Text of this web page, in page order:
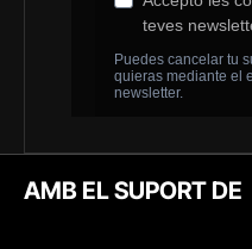
AMB EL SUPORT DE